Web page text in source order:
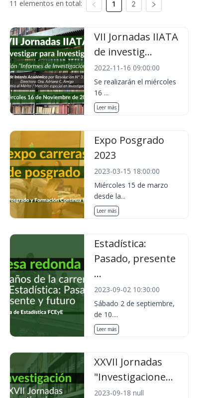
11 elementos en total: 1 2
VII Jornadas IIATA
de investig...
2022-11-16 09:00:00
Se realizarán el miércoles
16 ...
Leer más
Expo Posgrado
2023
2023-03-15 18:00:00
Miércoles 15 de marzo
desde la...
Leer más
Estadística:
Pasado, presente
...
2023-09-02 10:30:00
Sábado 2 de septiembre,
de 10....
Leer más
XXVII Jornadas
"Investigacione...
2023-09-18 null